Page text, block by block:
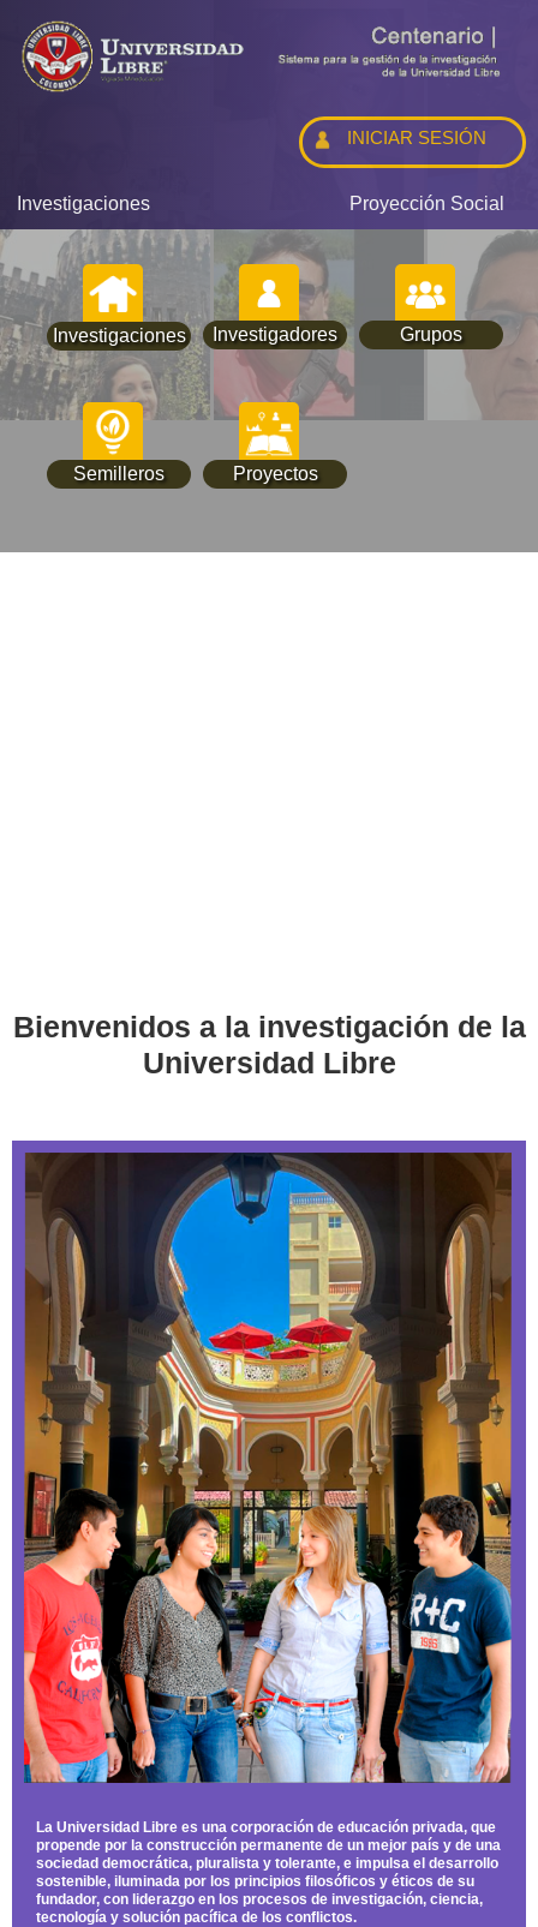
Investigaciones Proyección Social
Investigaciones Investigadores Grupos
Semilleros Proyectos
INICIAR SESIÓN
Bienvenidos a la investigación de la
Universidad Libre
La Universidad Libre es una corporación de educación privada, que
propende por la construcción permanente de un mejor país y de una
sociedad democrática, pluralista y tolerante, e impulsa el desarrollo
sostenible, iluminada por los principios filosóficos y éticos de su
fundador, con liderazgo en los procesos de investigación, ciencia,
tecnología y solución pacífica de los conflictos.